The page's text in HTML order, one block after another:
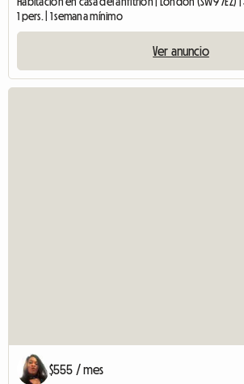
1 pers. | 1 semana mínimo
Ver anuncio
$555 / mes